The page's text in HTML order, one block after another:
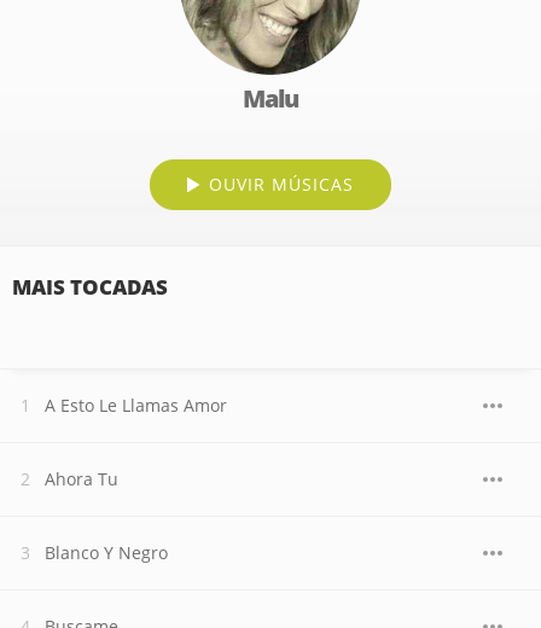
Malu
OUVIR MÚSICAS
MAIS TOCADAS
A Esto Le Llamas Amor
Ahora Tu
Blanco Y Negro